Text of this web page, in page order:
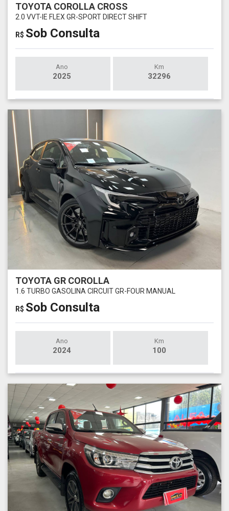
TOYOTA COROLLA CROSS
2.0 VVT-IE FLEX GR-SPORT DIRECT SHIFT
R$ Sob Consulta
Ano
2025
Km
32296
TOYOTA GR COROLLA
1.6 TURBO GASOLINA CIRCUIT GR-FOUR MANUAL
R$ Sob Consulta
Ano
2024
Km
100